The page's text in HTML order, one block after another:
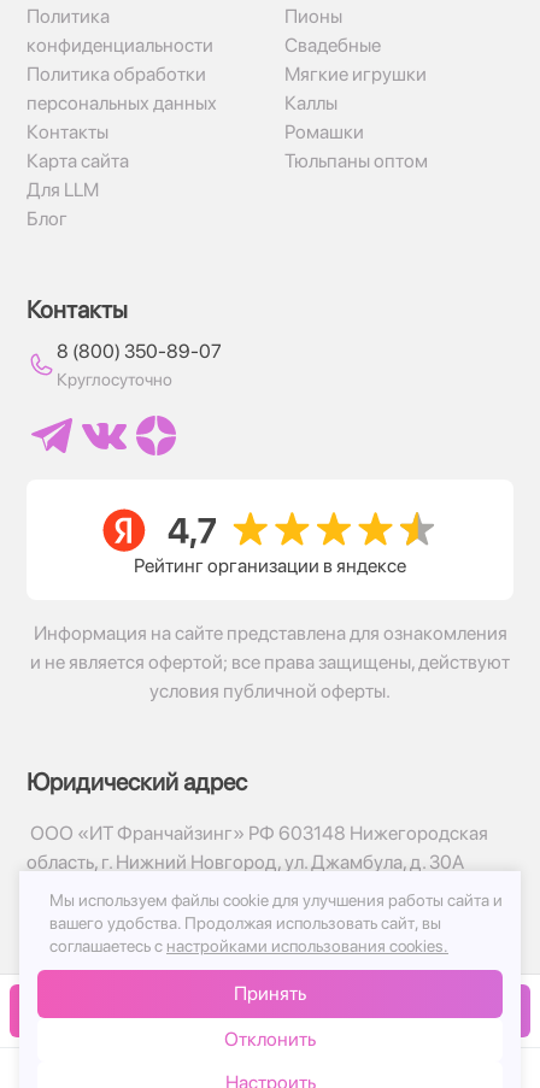
В корзину
Политика
конфиденциальности
Политика обработки
персональных данных
Контакты
Карта сайта
Для LLM
Блог
Пионы
Свадебные
Мягкие игрушки
Каллы
Ромашки
Тюльпаны оптом
Контакты
8 (800) 350-89-07
Круглосуточно
Рейтинг организации в яндексе
Информация на сайте представлена для ознакомления
и не является офертой; все права защищены, действуют
условия публичной оферты.
Юридический адрес
ООО «ИТ Франчайзинг» РФ 603148 Нижегородская
область, г. Нижний Новгород, ул. Джамбула, д. 30А
© 2017-2026г, База Цветов 24.ру
Политика конфиденциальности
Публичная оферта
Мы используем файлы cookie для улучшения работы сайта и
вашего удобства. Продолжая использовать сайт, вы
соглашаетесь с настройками использования cookies.
Принять
Отклонить
Настроить